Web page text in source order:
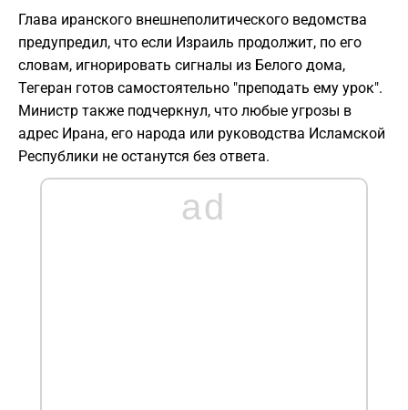
Глава иранского внешнеполитического ведомства
предупредил, что если Израиль продолжит, по его
словам, игнорировать сигналы из Белого дома,
Тегеран готов самостоятельно "преподать ему урок".
Министр также подчеркнул, что любые угрозы в
адрес Ирана, его народа или руководства Исламской
Республики не останутся без ответа.
ad